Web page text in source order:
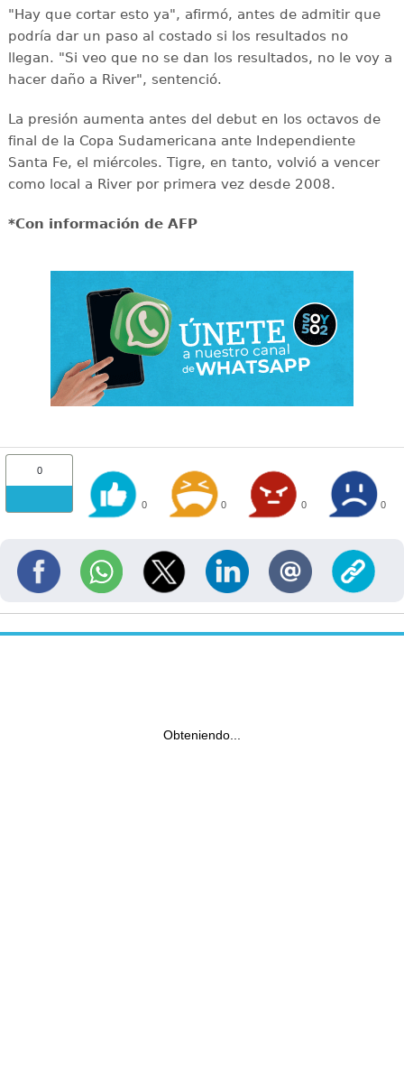
"Hay que cortar esto ya", afirmó, antes de admitir que
podría dar un paso al costado si los resultados no
llegan. "Si veo que no se dan los resultados, no le voy a
hacer daño a River", sentenció.
La presión aumenta antes del debut en los octavos de
final de la Copa Sudamericana ante Independiente
Santa Fe, el miércoles. Tigre, en tanto, volvió a vencer
como local a River por primera vez desde 2008.
*Con información de AFP
0
0 0 0 0
Obteniendo...